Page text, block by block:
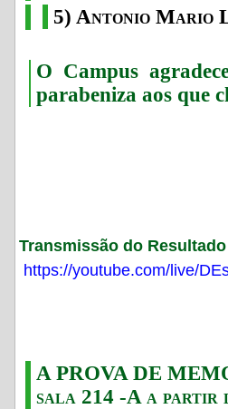
5) Antonio Mario
O Campus
parabeniza aos que
Transmissão do
https://youtube.com/live/
A PROVA DE
sala 214 -A a partir